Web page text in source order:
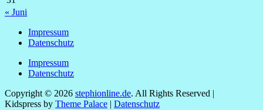
« Juni
Impressum
Datenschutz
Impressum
Datenschutz
Copyright © 2026 stephionline.de. All Rights Reserved |
Kidspress by Theme Palace | Datenschutz